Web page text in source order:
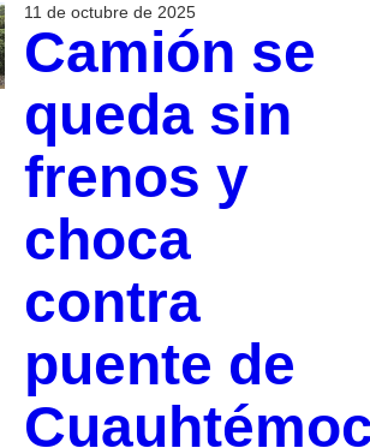
11 de octubre de 2025
Camión se
queda sin
frenos y
choca
contra
puente de